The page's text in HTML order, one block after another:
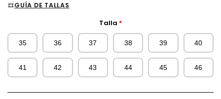
GUÍA DE TALLAS
Talla *
35 36 37 38 39 40
41 42 43 44 45 46